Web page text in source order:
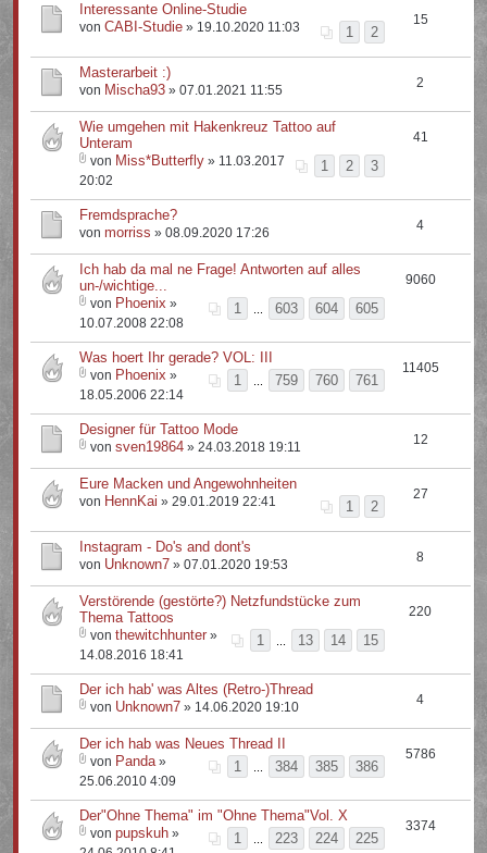
Interessante Online-Studie
1
2
vonCABI-Studie » 19.10.2020 11:03 15
Masterarbeit :)
von Mischa93 » 07.01.2021 11:55 2
Wie umgehen mit Hakenkreuz Tattoo auf
Unteram
1
2 3
von Miss*Butterfly » 11.03.2017
20:02
41
Fremdsprache?
vonmorriss » 08.09.2020 17:26 4
Ich hab da mal ne Frage! Antworten auf alles
un-/wichtige...
1
603 604 605
von Phoenix »
10.07.2008 22:08
9060
Was hoert Ihr gerade? VOL: III
1
759 760 761
von Phoenix »
18.05.2006 22:14
11405
Designer für Tattoo Mode
vonsven19864 » 24.03.2018 19:11 12
Eure Macken und Angewohnheiten
1
2
von HennKai » 29.01.2019 22:41 27
Instagram - Do's and dont's
von Unknown7 » 07.01.2020 19:53 8
Verstörende (gestörte?) Netzfundstücke zum
Thema Tattoos
1
13 14 15
vonthewitchhunter »
14.08.2016 18:41
220
Der ich hab' was Altes (Retro-)Thread
von Unknown7 » 14.06.2020 19:10 4
Der ich hab was Neues Thread II
1
384 385 386
von Panda»
25.06.2010 4:09
5786
Der"Ohne Thema" im "Ohne Thema"Vol. X
1
223 224 225
vonpupskuh »
3374